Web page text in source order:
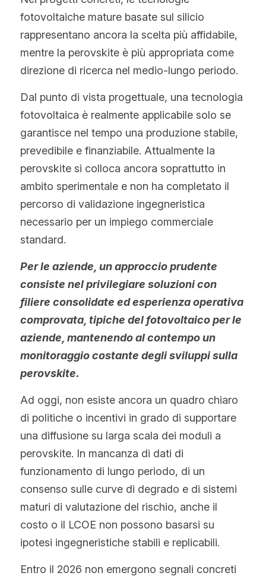
fotovoltaiche mature basate sul silicio
rappresentano ancora la scelta più affidabile,
mentre la perovskite è più appropriata come
direzione di ricerca nel medio-lungo periodo.
Dal punto di vista progettuale, una tecnologia
fotovoltaica è realmente applicabile solo se
garantisce nel tempo una produzione stabile,
prevedibile e finanziabile. Attualmente la
perovskite si colloca ancora soprattutto in
ambito sperimentale e non ha completato il
percorso di validazione ingegneristica
necessario per un impiego commerciale
standard.
Per le aziende, un approccio prudente
consiste nel privilegiare soluzioni con
filiere consolidate ed esperienza operativa
comprovata, tipiche del fotovoltaico per le
aziende, mantenendo al contempo un
monitoraggio costante degli sviluppi sulla
perovskite.
Ad oggi, non esiste ancora un quadro chiaro
di politiche o incentivi in grado di supportare
una diffusione su larga scala dei moduli a
perovskite. In mancanza di dati di
funzionamento di lungo periodo, di un
consenso sulle curve di degrado e di sistemi
maturi di valutazione del rischio, anche il
costo o il LCOE non possono basarsi su
ipotesi ingegneristiche stabili e replicabili.
Entro il 2026 non emergono segnali concreti